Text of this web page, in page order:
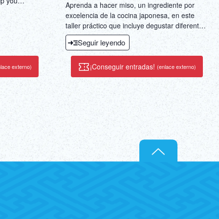
each
with the
externo)
Aprenda a hacer miso, un ingrediente por
excelencia de la cocina japonesa, en este
taller práctico que incluye degustar diferentes
tipos de miso y disfrutar de un almuerzo con
ingredientes japoneses.
Seguir leyendo
¡Conseguir entradas! (enlace externo)